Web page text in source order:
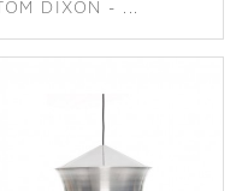
TOM DIXON - ...